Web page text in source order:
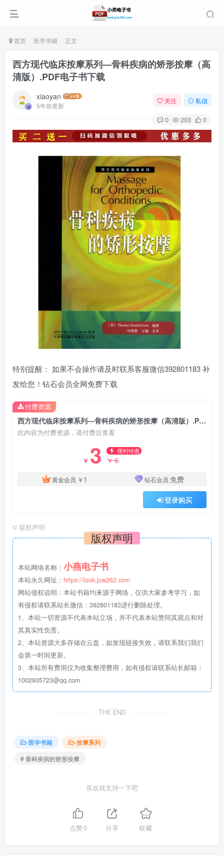
首页 医学书籍 正文
西方现代临床按摩系列—骨科疾病的矫形按摩（高
清版）.PDF电子书下载
xiaoyan
5年前更新
关注 私信
0 203 0
特别提醒： 如果不会操作请及时联系客服微信392801183 补
发给您！钻石会员全网免费下载
西方现代临床按摩系列—骨科疾病的矫形按摩（高清版）.PDF电子书下载
此内容为付费资源，请付费后查看
￥ 3 限时特惠
￥6
黄金会员 ￥ 1 钻石会员 免费
登录购买
付费资源
© 版权声明
版权声明
本站网络名称： 小燕电子书
本站永久网址： https://look.jcw262.com
网站侵权说明：本站书籍均来源于网络，仅供大家参考学习，如
有侵权请联系站长微信：392801183进行删除处理。
1、本站一切资源不代表本站立场，并不代表本站赞同其观点和对
其真实性负责。
2、本站资源大多存储在云盘，如发现链接失效，请联系我们我们
会第一时间更新。
3、本站所有费用仅为收集整理费用，如有侵权请联系站长邮箱：
1002935723@qq.com
THE END
医学书籍
按摩系列
# 骨科疾病的矫形按摩
喜欢就支持一下吧
点赞0 分享 收藏